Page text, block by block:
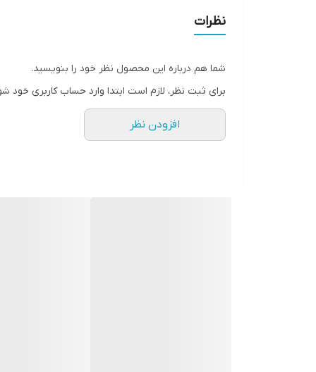
نظرات
شما هم درباره این محصول نظر خود را بنویسید.
برای ثبت نظر، لازم است ابتدا وارد حساب کاربری خود
افزودن نظر